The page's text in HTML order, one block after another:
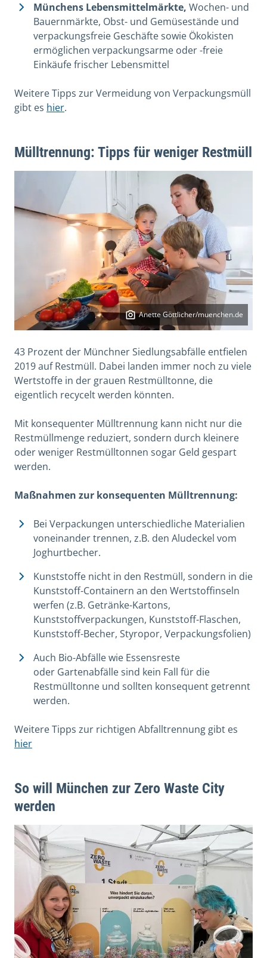
Münchens Lebensmittelmärkte, Wochen- und
Bauernmärkte, Obst- und Gemüsestände und
verpackungsfreie Geschäfte sowie Ökokisten
ermöglichen verpackungsarme oder -freie
Einkäufe frischer Lebensmittel
Weitere Tipps zur Vermeidung von Verpackungsmüll
gibt es hier.
Mülltrennung: Tipps für weniger Restmüll
Anette Göttlicher/muenchen.de
43 Prozent der Münchner Siedlungsabfälle entfielen
2019 auf Restmüll. Dabei landen immer noch zu viele
Wertstoffe in der grauen Restmülltonne, die
eigentlich recycelt werden könnten.
Mit konsequenter Mülltrennung kann nicht nur die
Restmüllmenge reduziert, sondern durch kleinere
oder weniger Restmülltonnen sogar Geld gespart
werden.
Maßnahmen zur konsequenten Mülltrennung:
Bei Verpackungen unterschiedliche Materialien
voneinander trennen, z.B. den Aludeckel vom
Joghurtbecher.
Kunststoffe nicht in den Restmüll, sondern in die
Kunststoff-Containern an den Wertstoffinseln
werfen (z.B. Getränke-­Kartons,
Kunststoffverpackungen, Kunst­stoff-Flaschen,
Kunst­stoff-Becher, Styropor, Verpackungsfolien)
Auch Bio-Abfälle wie Essensreste
oder Gartenabfälle sind kein Fall für die
Restmülltonne und sollten konsequent getrennt
werden.
Weitere Tipps zur richtigen Abfalltrennung gibt es
hier
So will München zur Zero Waste City
werden